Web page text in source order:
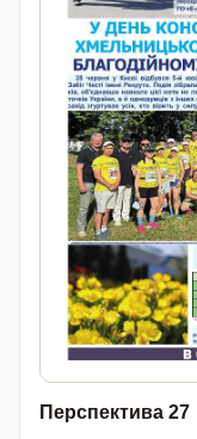
Перспектива 27